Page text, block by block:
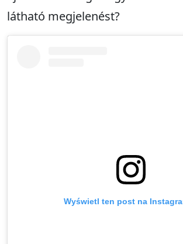
látható megjelenést?
Wyświetl ten post na